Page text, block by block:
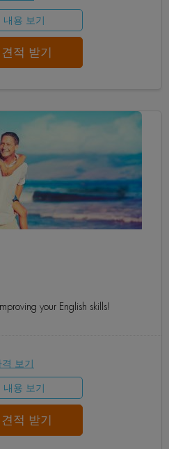
내용 보기
적 받기
your English skills!
격 보기
내용 보기
적 받기